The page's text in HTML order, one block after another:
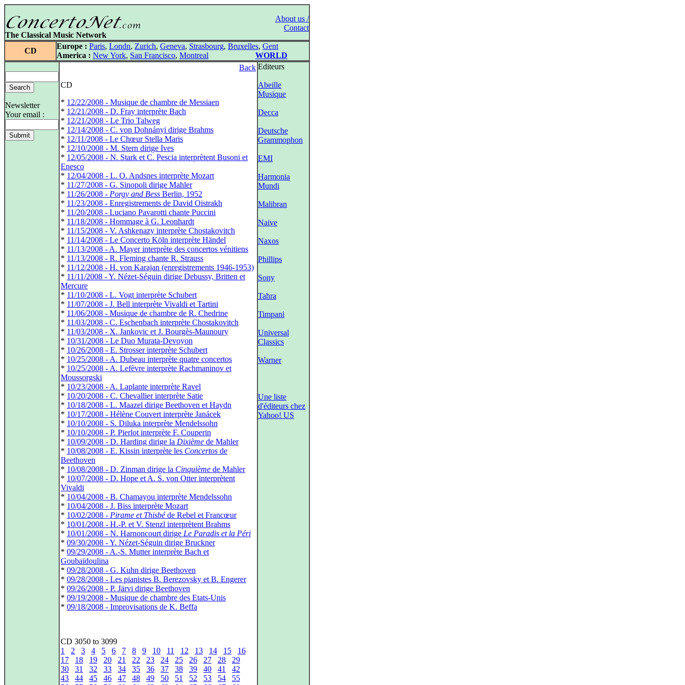
About us /
Contact
The Classical Music Network
CD
Europe : Paris, Londn, Zurich, Geneva, Strasbourg, Bruxelles, Gent
America : New York, San Francisco, Montreal WORLD
Newsletter
Your email :
Back
CD
* 12/22/2008 - Musique de chambre de Messiaen
* 12/21/2008 - D. Fray interprète Bach
* 12/21/2008 - Le Trio Talweg
* 12/14/2008 - C. von Dohnányi dirige Brahms
* 12/11/2008 - Le Chœur Stella Maris
* 12/10/2008 - M. Stern dirige Ives
* 12/05/2008 - N. Stark et C. Pescia interprètent Busoni et
Enesco
* 12/04/2008 - L. O. Andsnes interprète Mozart
* 11/27/2008 - G. Sinopoli dirige Mahler
* 11/26/2008 - Porgy and Bess Berlin, 1952
* 11/23/2008 - Enregistrements de David Oistrakh
* 11/20/2008 - Luciano Pavarotti chante Puccini
* 11/18/2008 - Hommage à G. Leonhardt
* 11/15/2008 - V. Ashkenazy interprète Chostakovitch
* 11/14/2008 - Le Concerto Köln interprète Händel
* 11/13/2008 - A. Mayer interprète des concertos vénitiens
* 11/13/2008 - R. Fleming chante R. Strauss
* 11/12/2008 - H. von Karajan (enregistrements 1946-1953)
* 11/11/2008 - Y. Nézet-Séguin dirige Debussy, Britten et
Mercure
* 11/10/2008 - L. Vogt interprète Schubert
* 11/07/2008 - J. Bell interprète Vivaldi et Tartini
* 11/06/2008 - Musique de chambre de R. Chedrine
* 11/03/2008 - C. Eschenbach interprète Chostakovitch
* 11/03/2008 - X. Jankovic et J. Bourgès-Maunoury
* 10/31/2008 - Le Duo Murata-Devoyon
* 10/26/2008 - E. Strosser interprète Schubert
* 10/25/2008 - A. Dubeau interprète quatre concertos
* 10/25/2008 - A. Lefèvre interprète Rachmaninov et
Moussorgski
* 10/23/2008 - A. Laplante interprète Ravel
* 10/20/2008 - C. Chevallier interprète Satie
* 10/18/2008 - L. Maazel dirige Beethoven et Haydn
* 10/17/2008 - Hélène Couvert interprète Janácek
* 10/10/2008 - S. Diluka interprète Mendelssohn
* 10/10/2008 - P. Pierlot interprète F. Couperin
* 10/09/2008 - D. Harding dirige la Dixième de Mahler
* 10/08/2008 - E. Kissin interprète les Concertos de
Beethoven
* 10/08/2008 - D. Zinman dirige la Cinquième de Mahler
* 10/07/2008 - D. Hope et A. S. von Otter interprètent
Vivaldi
* 10/04/2008 - B. Chamayou interprète Mendelssohn
* 10/04/2008 - J. Biss interprète Mozart
* 10/02/2008 - Pirame et Thisbéde Rebel et Francœur
* 10/01/2008 - H.-P. et V. Stenzl interprètent Brahms
* 10/01/2008 - N. Harnoncourt dirige Le Paradis et la Péri
* 09/30/2008 - Y. Nézet-Séguin dirige Bruckner
* 09/29/2008 - A.-S. Mutter interprète Bach et
Goubaïdoulina
* 09/28/2008 - G. Kuhn dirige Beethoven
* 09/28/2008 - Les pianistes B. Berezovsky et B. Engerer
* 09/26/2008 - P. Järvi dirige Beethoven
* 09/19/2008 - Musique de chambre des Etats-Unis
* 09/18/2008 - Improvisations de K. Beffa
CD 3050 to 3099
1
2 3 4 5 6 7 8 9 10 11 12 13 14 15
16
17
18 19 20 21 22 23 24 25 26 27 28
29
30
31 32 33 34 35 36 37 38 39 40 41
42
43
44 45 46 47 48 49 50 51 52 53 54
55
Editeurs
Abeille
Musique
Decca
Deutsche
Grammophon
EMI
Harmonia
Mundi
Malibran
Naive
Naxos
Phillips
Sony
Tahra
Timpani
Universal
Classics
Warner
Une liste
d'éditeurs chez
Yahoo! US